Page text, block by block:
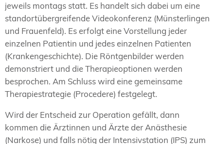
jeweils montags statt. Es handelt sich dabei um eine
standortübergreifende Videokonferenz (Münsterlingen
und Frauenfeld). Es erfolgt eine Vorstellung jeder
einzelnen Patientin und jedes einzelnen Patienten
(Krankengeschichte). Die Röntgenbilder werden
demonstriert und die Therapieoptionen werden
besprochen. Am Schluss wird eine gemeinsame
Therapiestrategie (Procedere) festgelegt.
Wird der Entscheid zur Operation gefällt, dann
kommen die Ärztinnen und Ärzte der Anästhesie
(Narkose) und falls nötig der Intensivstation (IPS) zum